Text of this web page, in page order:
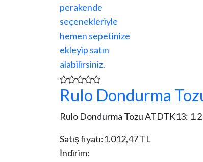
Rulo Dondurma
Rulo Dondurma Tozu ATDTK13:
Satış fiyatı:1.012,47 TL
İndirim: